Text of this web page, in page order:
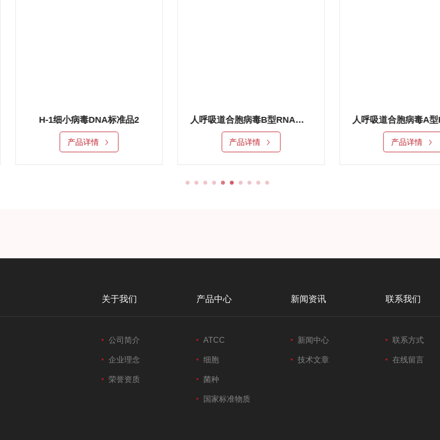
H-1细小病毒DNA标准品2
产品详情
人呼吸道合胞病毒B型RNA标准品
产品详情
人呼吸道合胞病毒A
产品详情
关于我们
公司简介
企业理念
荣誉资质
产品中心
ATCC
细胞
菌种
国家标准物质
新闻资讯
新闻中心
技术文章
联系我们
联系方式
在线留言